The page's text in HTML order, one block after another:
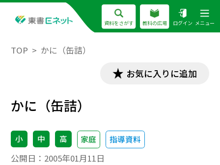
資料をさがす 教科の広場 ログイン メニュー
TOP かに（缶詰）
お気に入りに追加
かに（缶詰）
小 中 高 家庭 指導資料
公開日： 2005年01月11日